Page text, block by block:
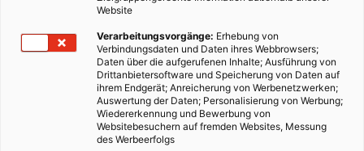
Website
Verarbeitungsvorgänge: Erhebung von
Verbindungsdaten und Daten ihres Webbrowsers;
Daten über die aufgerufenen Inhalte; Ausführung von
Drittanbietersoftware und Speicherung von Daten auf
ihrem Endgerät; Anreicherung von Werbenetzwerken;
Auswertung der Daten; Personalisierung von Werbung;
Wiedererkennung und Bewerbung von
Websitebesuchern auf fremden Websites, Messung
des Werbeerfolgs